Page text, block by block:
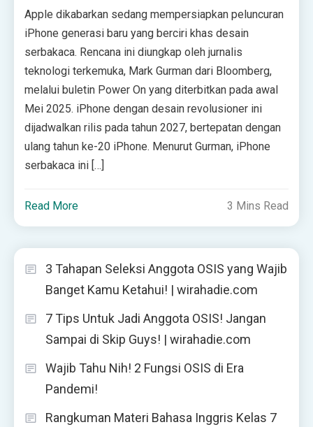
Apple dikabarkan sedang mempersiapkan peluncuran
iPhone generasi baru yang berciri khas desain
serbakaca. Rencana ini diungkap oleh jurnalis
teknologi terkemuka, Mark Gurman dari Bloomberg,
melalui buletin Power On yang diterbitkan pada awal
Mei 2025. iPhone dengan desain revolusioner ini
dijadwalkan rilis pada tahun 2027, bertepatan dengan
ulang tahun ke-20 iPhone. Menurut Gurman, iPhone
serbakaca ini […]
Read More 3 Mins Read
3 Tahapan Seleksi Anggota OSIS yang Wajib
Banget Kamu Ketahui! | wirahadie.com
7 Tips Untuk Jadi Anggota OSIS! Jangan
Sampai di Skip Guys! | wirahadie.com
Wajib Tahu Nih! 2 Fungsi OSIS di Era
Pandemi!
Rangkuman Materi Bahasa Inggris Kelas 7